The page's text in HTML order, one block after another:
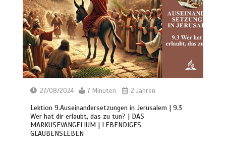
27/08/2024 7 Minuten 2 Jahren
Lektion 9.Auseinandersetzungen in Jerusalem | 9.3
Wer hat dir erlaubt, das zu tun? | DAS
MARKUSEVANGELIUM | LEBENDIGES
GLAUBENSLEBEN